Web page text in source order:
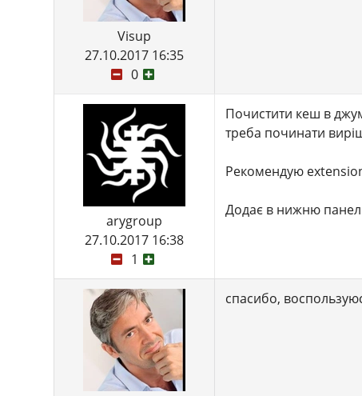
Visup
27.10.2017 16:35
0
arygroup
27.10.2017 16:38
1
Почистити кеш в
треба починати
Рекомендую
Додає в нижню
спасибо,